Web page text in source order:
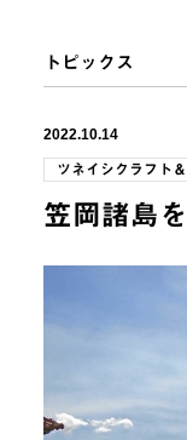
トピックス
2022.10.14
ツネイシクラフト
笠岡諸島